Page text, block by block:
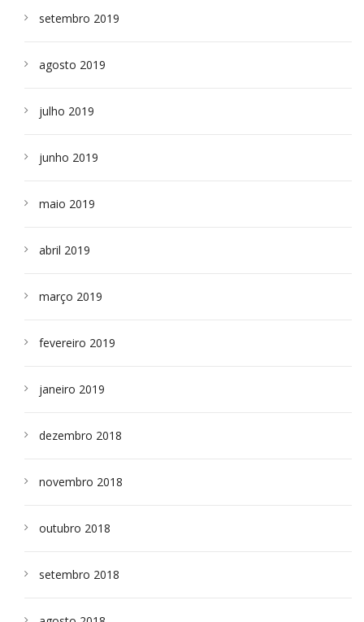
setembro 2019
agosto 2019
julho 2019
junho 2019
maio 2019
abril 2019
março 2019
fevereiro 2019
janeiro 2019
dezembro 2018
novembro 2018
outubro 2018
setembro 2018